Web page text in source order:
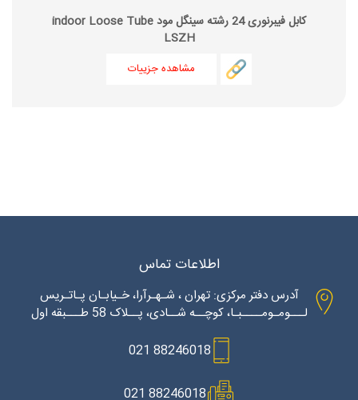
کابل فیبرنوری 24 رشته سینگل مود indoor Loose Tube
LSZH
مشاهده جزییات
اطلاعات تماس
آدرس دفتر مرکزی: تهران ، شـهـرآرا، خـیابـان پـاتـریس
لـــومـومــــبـا، کوچــه شــادی، پــلاک 58 طـــبقه اول
88246018 021
88246018 021